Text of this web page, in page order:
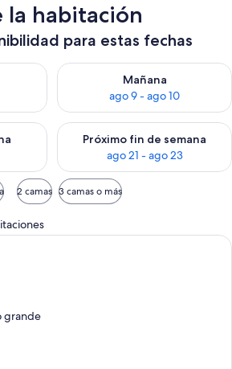
la habitación
para estas fechas
para esta noche, ago 8 - ago 9
Mañana
ago 9 - ago 10
Consulta la disponibilidad
para este fin de semana, ago 14 -
Próximo fin de semana
ago 21 - ago 23
Consulta la disponibilidad
2 camas 3 camas o más
Habitación de hotel con una cama
grande